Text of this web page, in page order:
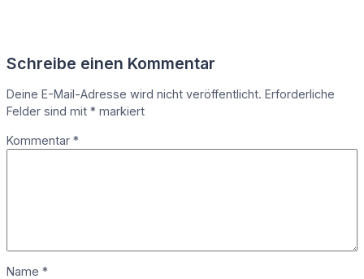
Schreibe einen Kommentar
Deine E-Mail-Adresse wird nicht veröffentlicht. Erforderliche
Felder sind mit * markiert
Kommentar *
Name *